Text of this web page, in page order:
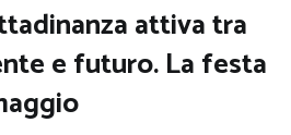
attiva tra
e futuro. La festa